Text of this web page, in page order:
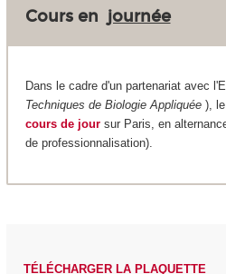
Cours en journée
Dans le cadre d'un partenariat avec
Techniques de Biologie Appliquée), le
cours de jour sur Paris, en
de professionnalisation).
TÉLÉCHARGER LA PLAQUETTE